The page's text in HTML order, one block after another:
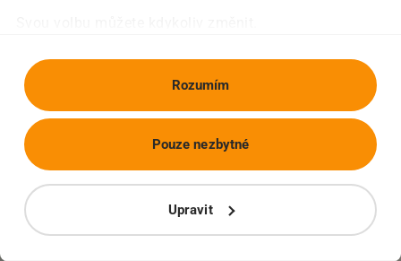
Rozumím
Upravit
Pouze nezbytné